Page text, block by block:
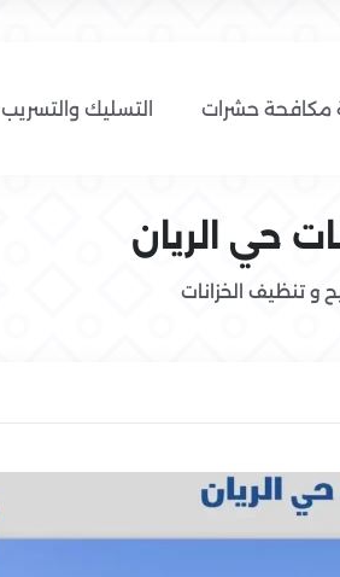
مكافحة حشرات التسليك والتسريب
حي الريان
و تنظيف الخزانات